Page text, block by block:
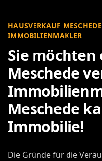
HAUSVERKAUF
IMMOBILIENMAKLER
Sie möchten
Meschede
Meschede
Immobilie!
Die Gründe für die